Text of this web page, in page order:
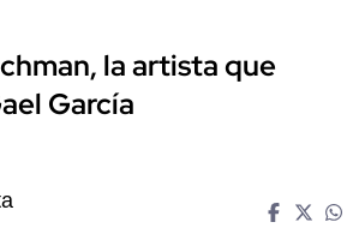
la artista que
García